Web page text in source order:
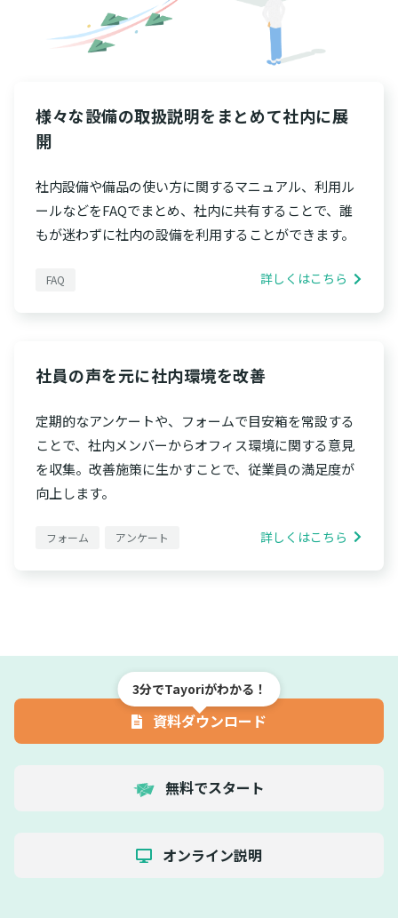
様々な設備の取扱説明をまとめて社内に展
開
社内設備や備品の使い方に関するマニュアル、利用ル
ールなどをFAQでまとめ、社内に共有することで、誰
もが迷わずに社内の設備を利用することができます。
FAQ 詳しくはこちら
社員の声を元に社内環境を改善
定期的なアンケートや、フォームで目安箱を常設する
ことで、社内メンバーからオフィス環境に関する意見
を収集。改善施策に生かすことで、従業員の満足度が
向上します。
フォーム アンケート 詳しくはこちら
3分でTayoriがわかる！
資料ダウンロード
無料でスタート
オンライン説明